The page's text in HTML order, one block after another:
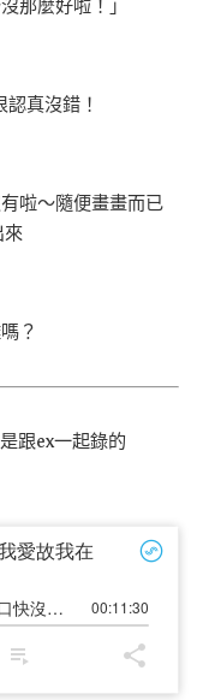
那麼好啦！」
真沒錯！
啦～隨便畫畫而已
來
？
是跟ex一起錄的